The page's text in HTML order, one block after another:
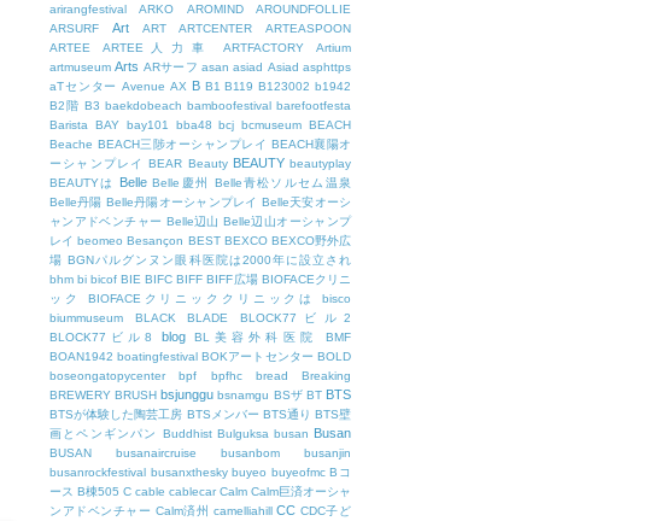
arirangfestival
ARKO AROMIND
AROUNDFOLLIE
ARSURF
Art ART ARTCENTER
ARTEASPOON
ARTEE
ARTEE人力車 ARTFACTORY
Artium
artmuseum Arts ARサーフ asan asiad Asiad asphttps
aTセンター Avenue AX B B1 B119 B123002 b1942
B2階 B3 baekdobeach bamboofestival barefootfesta
Barista
BAY bay101 bba48 bcj bcmuseum BEACH
Beache BEACH三陟オーシャンプレイ BEACH襄陽オ
ーシャンプレイ
BEAR Beauty BEAUTY beautyplay
BEAUTYは
Belle Belle慶州
Belle青松ソルセム温泉
Belle丹陽 Belle丹陽オーシャンプレイ Belle天安オーシ
ャンアドベンチャー Belle辺山 Belle辺山オーシャンプ
レイ beomeo Besançon BEST BEXCO BEXCO野外広
場 BGNパルグンヌン眼科医院は2000年に設立され
bhm bi bicof BIE BIFC BIFF BIFF広場 BIOFACEクリニ
ック
BIOFACEクリニッククリニックは
bisco
biummuseum
BLACK BLADE
BLOCK77ビル2
BLOCK77ビル8
blog BL美容外科医院
BMF
BOAN1942 boatingfestival BOKアートセンター BOLD
boseongatopycenter
bpf bpfhc bread
Breaking
BREWERY BRUSH bsjunggu bsnamgu BSザ BT BTS
BTSが体験した陶芸工房 BTSメンバー BTS通り BTS壁
画とペンギンパン
Buddhist Bulguksa busan Busan
BUSAN busanaircruise busanbom
busanjin
busanrockfestival busanxthesky buyeo buyeofmc Bコ
ース B棟505 C cable cablecar Calm Calm巨済オーシャ
ンアドベンチャー Calm済州 camelliahill CC CDC子ど